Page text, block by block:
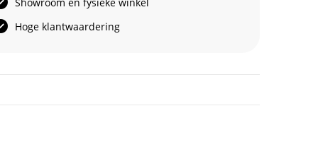
Hoge klantwaardering